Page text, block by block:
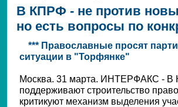
В КПРФ - не против
но есть вопросы по
*** Православные просят
ситуации в "Торфянке"
Москва. 31 марта. ИНТЕРФАКС - В
поддерживают строительство
критикуют механизм выделения